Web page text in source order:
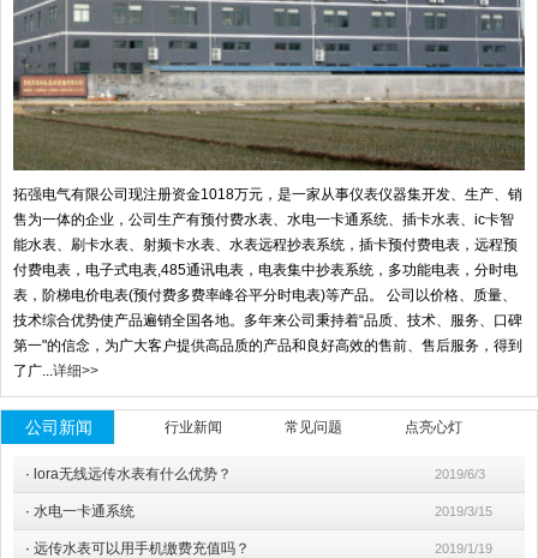
拓强电气有限公司现注册资金1018万元，是一家从事仪表仪器集开发、生产、销
售为一体的企业，公司生产有预付费水表、水电一卡通系统、插卡水表、ic卡智
能水表、刷卡水表、射频卡水表、水表远程抄表系统，插卡预付费电表，远程预
付费电表，电子式电表,485通讯电表，电表集中抄表系统，多功能电表，分时电
表，阶梯电价电表(预付费多费率峰谷平分时电表)等产品。 公司以价格、质量、
技术综合优势使产品遍销全国各地。多年来公司秉持着“品质、技术、服务、口碑
第一"的信念，为广大客户提供高品质的产品和良好高效的售前、售后服务，得到
了广... 详细>>
公司新闻 行业新闻 常见问题 点亮心灯
· lora无线远传水表有什么优势？ 2019/6/3
· 水电一卡通系统 2019/3/15
· 远传水表可以用手机缴费充值吗？ 2019/1/19